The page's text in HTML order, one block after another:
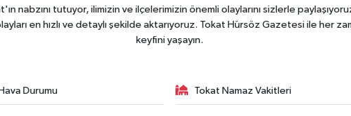
nabzını tutuyor, ilimizin ve ilçelerimizin önemli olaylarını sizlerle
en hızlı ve detaylı şekilde aktarıyoruz. Tokat Hürsöz Gazetesi ile her
keyfini yaşayın.
Durumu Tokat Namaz Vakitleri